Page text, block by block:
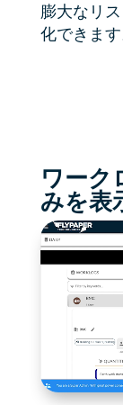
膨大なリ
化できます
ワーク
みを表